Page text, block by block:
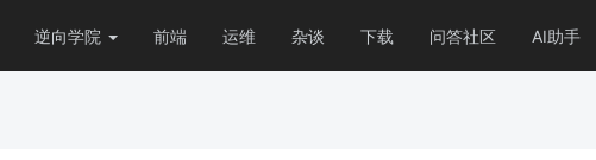
逆向学院 前端 运维 杂谈 下载 问答社区 AI助手